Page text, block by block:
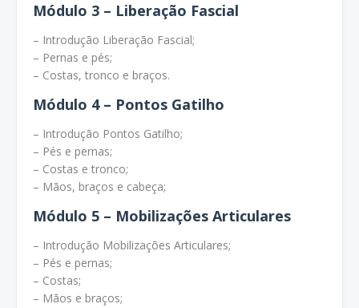
Módulo 3 – Liberação Fascial
– Introdução Liberação Fascial;
– Pernas e pés;
– Costas, tronco e braços.
Módulo 4 – Pontos Gatilho
– Introdução Pontos Gatilho;
– Pés e pernas;
– Costas e tronco;
– Mãos, braços e cabeça;
Módulo 5 – Mobilizações Articulares
– Introdução Mobilizações Articulares;
– Pés e pernas;
– Costas;
– Mãos e braços;